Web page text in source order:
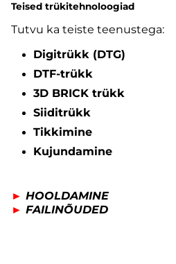
Teised trükitehnoloogiad
Tutvu ka teiste teenustega:
Digitrükk (DTG)
DTF-trükk
3D BRICK trükk
Siiditrükk
Tikkimine
Kujundamine
► HOOLDAMINE
► FAILINÕUDED